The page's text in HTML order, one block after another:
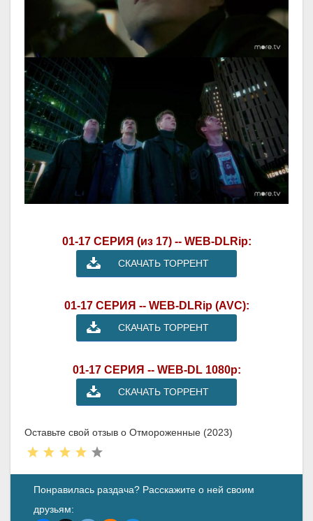
01-17 СЕРИЯ (из 17) -- WEB-DLRip:
СКАЧАТЬ ТОРРЕНТ
01-17 СЕРИЯ -- WEB-DLRip (AVC):
СКАЧАТЬ ТОРРЕНТ
01-17 СЕРИЯ -- WEB-DL 1080p:
СКАЧАТЬ ТОРРЕНТ
Оставьте свой отзыв о Отмороженные (2023)
Понравилась раздача? Расскажите о ней своим
друзьям: